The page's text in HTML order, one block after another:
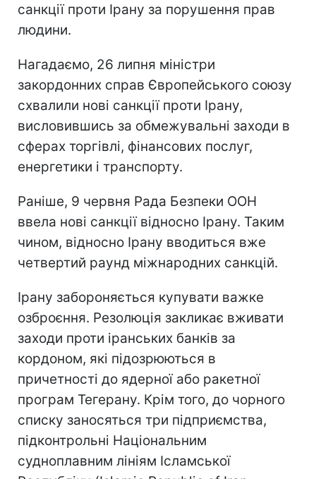
санкції проти Ірану за порушення прав
людини.
Нагадаємо, 26 липня міністри
закордонних справ Європейського союзу
схвалили нові санкції проти Ірану,
висловившись за обмежувальні заходи в
сферах торгівлі, фінансових послуг,
енергетики і транспорту.
Раніше, 9 червня Рада Безпеки ООН
ввела нові санкції відносно Ірану. Таким
чином, відносно Ірану вводиться вже
четвертий раунд міжнародних санкцій.
Ірану забороняється купувати важке
озброєння. Резолюція закликає вживати
заходи проти іранських банків за
кордоном, які підозрюються в
причетності до ядерної або ракетної
програм Тегерану. Крім того, до чорного
списку заносяться три підприємства,
підконтрольні Національним
судноплавним лініям Ісламської